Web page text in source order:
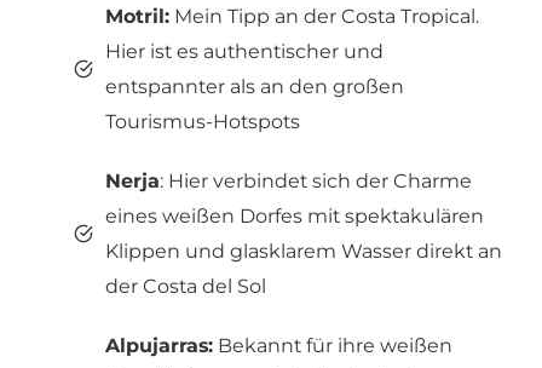
Motril:Mein Tipp an der Costa Tropical.
Hier ist es authentischer und
entspannter als an den großen
Tourismus-Hotspots
Nerja: Hier verbindet sich der Charme
eines weißen Dorfes mit spektakulären
Klippen und glasklarem Wasser direkt an
der Costa del Sol
Alpujarras:Bekannt für ihre weißen